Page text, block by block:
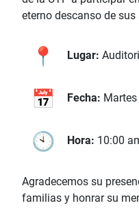
eterno descanso de sus
Lugar:
Fecha:
Hora: 10:00
Agradecemos su
familias y honrar su